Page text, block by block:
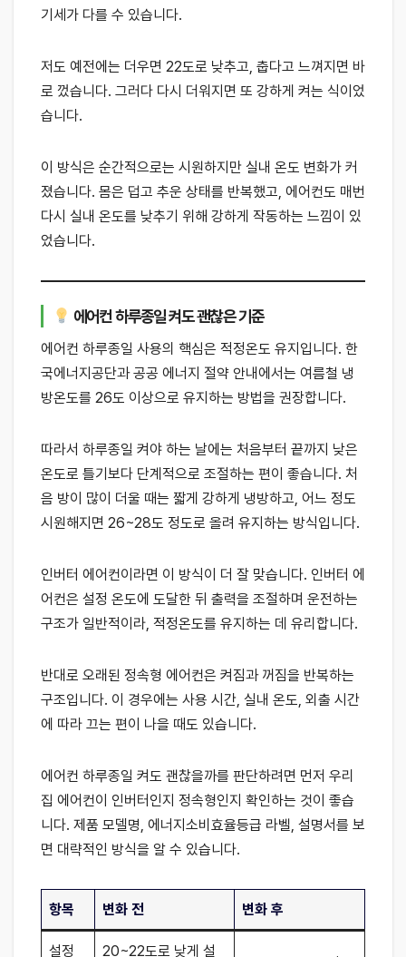
기세가 다를 수 있습니다.
저도 예전에는 더우면 22도로 낮추고, 춥다고 느껴지면 바
로 껐습니다. 그러다 다시 더워지면 또 강하게 켜는 식이었
습니다.
이 방식은 순간적으로는 시원하지만 실내 온도 변화가 커
졌습니다. 몸은 덥고 추운 상태를 반복했고, 에어컨도 매번
다시 실내 온도를 낮추기 위해 강하게 작동하는 느낌이 있
었습니다.
에어컨 하루종일 켜도 괜찮은 기준
에어컨 하루종일 사용의 핵심은 적정온도 유지입니다. 한
국에너지공단과 공공 에너지 절약 안내에서는 여름철 냉
방온도를 26도 이상으로 유지하는 방법을 권장합니다.
따라서 하루종일 켜야 하는 날에는 처음부터 끝까지 낮은
온도로 틀기보다 단계적으로 조절하는 편이 좋습니다. 처
음 방이 많이 더울 때는 짧게 강하게 냉방하고, 어느 정도
시원해지면 26~28도 정도로 올려 유지하는 방식입니다.
인버터 에어컨이라면 이 방식이 더 잘 맞습니다. 인버터 에
어컨은 설정 온도에 도달한 뒤 출력을 조절하며 운전하는
구조가 일반적이라, 적정온도를 유지하는 데 유리합니다.
반대로 오래된 정속형 에어컨은 켜짐과 꺼짐을 반복하는
구조입니다. 이 경우에는 사용 시간, 실내 온도, 외출 시간
에 따라 끄는 편이 나을 때도 있습니다.
에어컨 하루종일 켜도 괜찮을까를 판단하려면 먼저 우리
집 에어컨이 인버터인지 정속형인지 확인하는 것이 좋습
니다. 제품 모델명, 에너지소비효율등급 라벨, 설명서를 보
면 대략적인 방식을 알 수 있습니다.
항목 변화 전 변화 후
설정 20~22도로 낮게 설